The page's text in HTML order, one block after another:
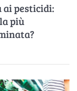
pesticidi:
più